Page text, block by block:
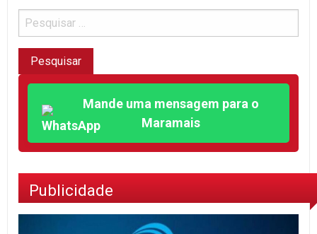
Mande uma mensagem para o
Maramais
Publicidade